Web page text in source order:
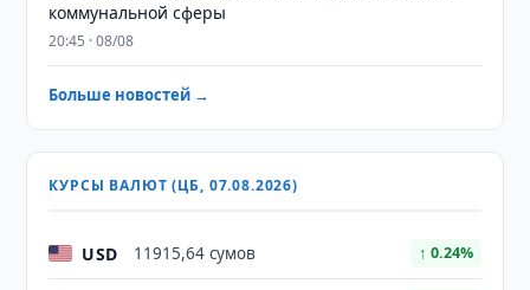
коммунальной сферы
20:45 · 08/08
Больше новостей →
КУРСЫ ВАЛЮТ (ЦБ, 07.08.2026)
USD 11915,64 сумов ↑ 0.24%